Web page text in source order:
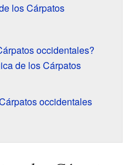
los Cárpatos
occidentales?
de los Cárpatos
occidentales